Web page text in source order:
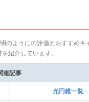
のようにの評価とおすすめキ
紹介しています。
連記事
光円錐一覧